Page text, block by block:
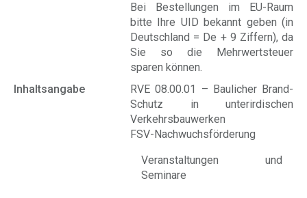
Bei Bestellungen im EU-Raum
bitte Ihre UID bekannt geben (in
Deutschland = De + 9 Ziffern), da
Sie so die Mehrwertsteuer
sparen können.
Inhaltsangabe
RVE 08.00.01 – Baulicher Brand-
Schutz in unterirdischen
Verkehrsbauwerken
FSV-Nachwuchsförderung
Veranstaltungen und
Seminare